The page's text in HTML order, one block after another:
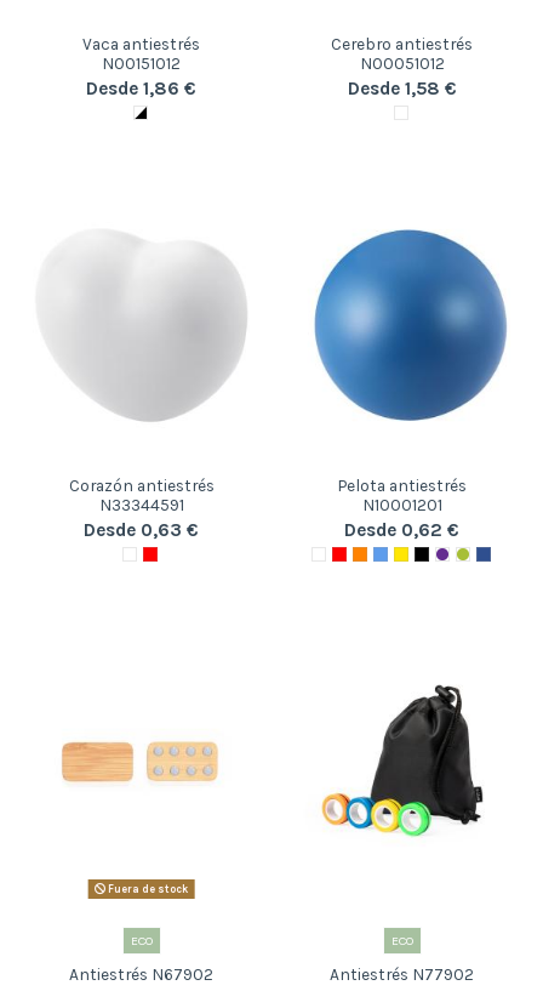
Vaca antiestrés
N00151012
Desde 1,86 €
Cerebro antiestrés
N00051012
Desde 1,58 €
Corazón antiestrés
N33344591
Desde 0,63 €
Pelota antiestrés
N10001201
Desde 0,62 €
Fuera de stock
ECO
Antiestrés N67902
ECO
Antiestrés N77902